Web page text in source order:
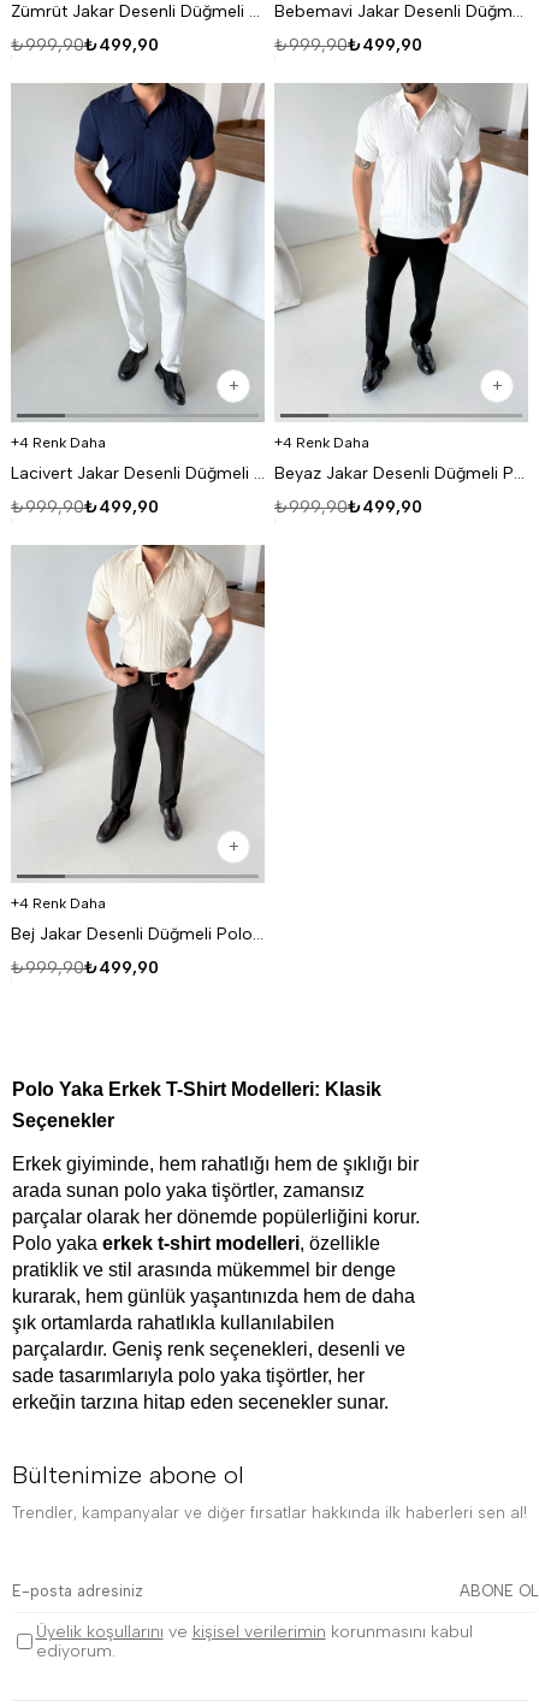
Zümrüt Jakar Desenli Düğmeli Polo Triko Tk
₺499,90
₺999,90
Bebemavi Jakar Desenli Düğmeli Polo Triko Tk
₺499,90
₺999,90
4 Renk Daha
Lacivert Jakar Desenli Düğmeli Polo Triko Tk
₺499,90
₺999,90
4 Renk Daha
Beyaz Jakar Desenli Düğmeli Polo Triko Tk
₺499,90
₺999,90
4 Renk Daha
Bej Jakar Desenli Düğmeli Polo Triko Tk
₺499,90
₺999,90
Polo Yaka Erkek T-Shirt Modelleri: Klasik
Seçenekler
Erkek giyiminde, hem rahatlığı hem de şıklığı bir
arada sunan polo yaka tişörtler, zamansız
parçalar olarak her dönemde popülerliğini korur.
Polo yaka erkek t-shirt modelleri, özellikle
pratiklik ve stil arasında mükemmel bir denge
kurarak, hem günlük yaşantınızda hem de daha
şık ortamlarda rahatlıkla kullanılabilen
parçalardır. Geniş renk seçenekleri, desenli ve
sade tasarımlarıyla polo yaka tişörtler, her
erkeğin tarzına hitap eden seçenekler sunar.
modeller, maskülen ve modern bir hava
yaratırken, erkek beyaz polo yaka tişört ise
yaka erkek t-shirt modellerinin birbirinden farklı
ve kombin önerilerini inceleyeceğiz. Polo yaka
tişörtlerin klasik ve modern şıklığı nasıl
Bültenimize abone ol
Trendler, kampanyalar ve diğer fırsatlar hakkında ilk haberleri sen al!
ABONE OL
Üyelik koşullarını ve kişisel verilerimin korunmasını kabul
ediyorum.